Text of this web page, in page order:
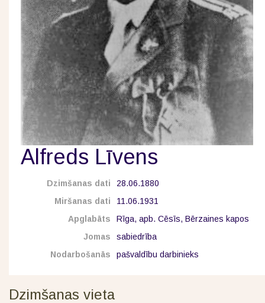
Alfreds Līvens
Dzimšanas dati
28.06.1880
Miršanas dati
11.06.1931
Apglabāts
Rīga, apb. Cēsīs, Bērzaines kapos
Jomas
sabiedrība
Nodarbošanās
pašvaldību darbinieks
Dzimšanas vieta